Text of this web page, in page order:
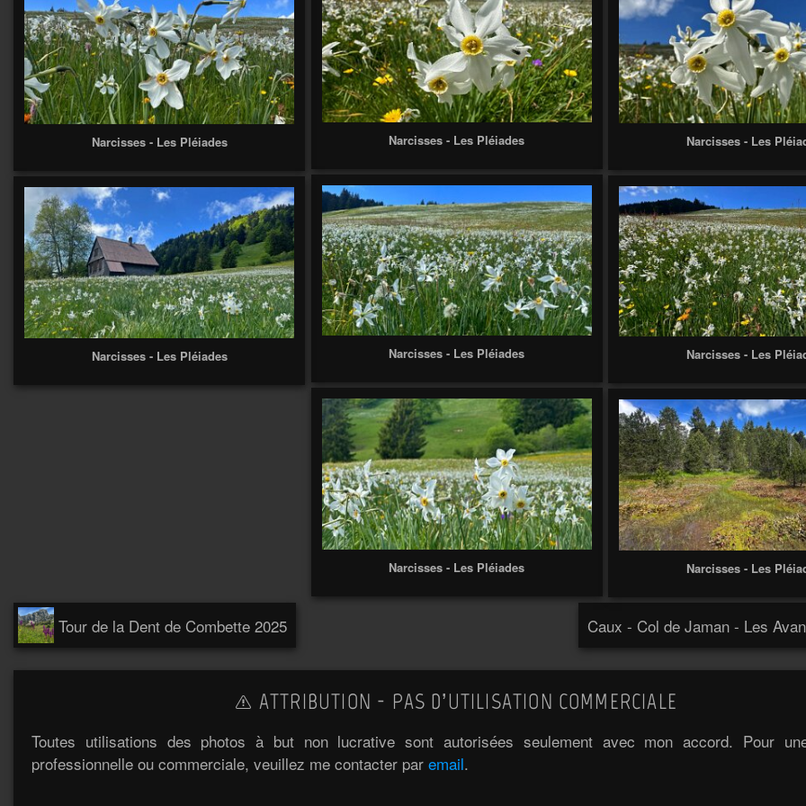
Narcisses - Les Pléiades Narcisses - Les
Narcisses - Les Pléiades
Narcisses - Les Pléiades Narcisses - Les
Narcisses - Les Pléiades
Narcisses - Les Pléiades Narcisses - Les
Tour de la Dent de Combette 2025 Caux - Col de Jaman - Les
ATTRIBUTION - PAS D’UTILISATION COMMERCIALE
Toutes utilisations des photos à but non lucrative sont autorisées seulement avec mon accord. Pour
professionnelle ou commerciale, veuillez me contacter par email.